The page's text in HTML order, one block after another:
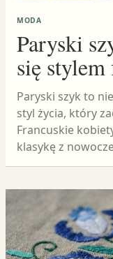
MODA
Paryski
się
Paryski szyk to
styl życia, który
Francuskie
klasykę z